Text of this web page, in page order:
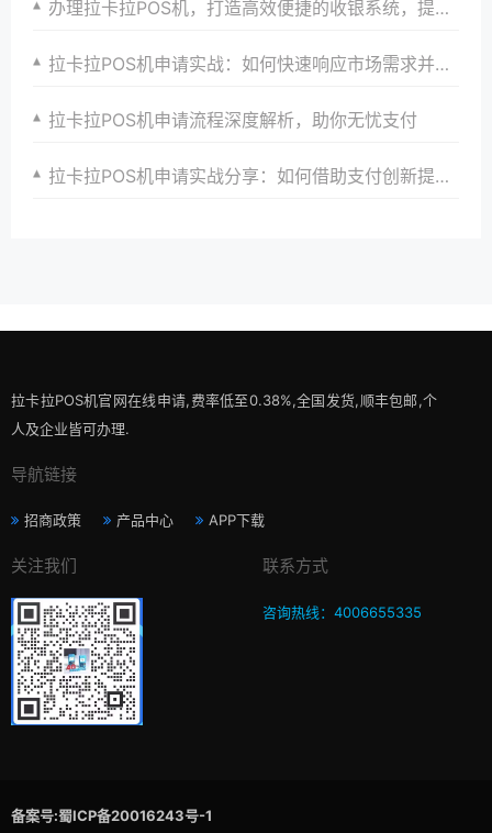
办理拉卡拉POS机，打造高效便捷的收银系统，提升顾客支付体验
拉卡拉POS机申请实战：如何快速响应市场需求并实现支付升级
拉卡拉POS机申请流程深度解析，助你无忧支付
拉卡拉POS机申请实战分享：如何借助支付创新提升商户效益
拉卡拉POS机官网在线申请,费率低至0.38%,全国发货,顺丰包邮,个
人及企业皆可办理.
导航链接
招商政策 产品中心 APP下载
关注我们 联系方式
咨询热线：4006655335
备案号:蜀ICP备20016243号-1